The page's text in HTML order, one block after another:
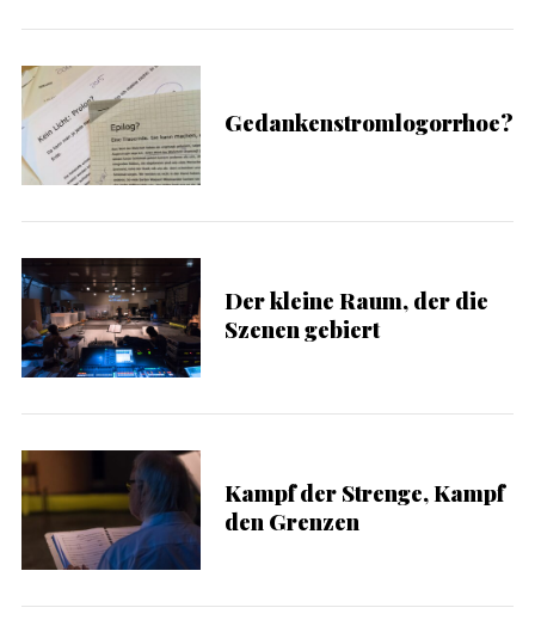
Gedankenstromlogorrhoe?
Der kleine Raum, der die
Szenen gebiert
Kampf der Strenge, Kampf
den Grenzen